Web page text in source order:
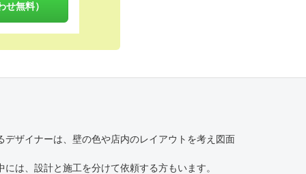
せ無料）
ザイナーは、壁の色や店内のレイアウトを考え図面
は、設計と施工を分けて依頼する方もいます。